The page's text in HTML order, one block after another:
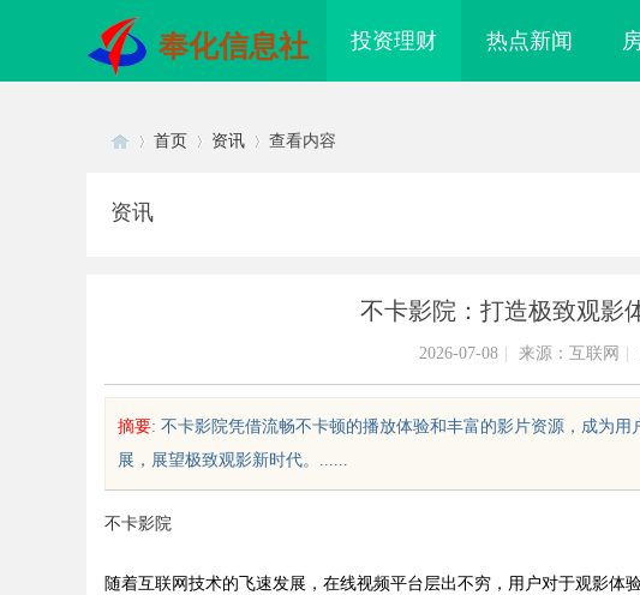
奉化信息社 投资理财 热点新闻
首页 资讯 查看内容
资讯
不卡影院：打造极致观影
2026-07-08 来源：互联网
摘要: 不卡影院凭借流畅不卡顿的播放体验和丰富的影片资源，成为
展，展望极致观影新时代。......
不卡影院
随着互联网技术的飞速发展，在线视频平台层出不穷，用户对于观影体
动，一眼万年！久匠量身定制
唇，才是你整张脸的点睛之